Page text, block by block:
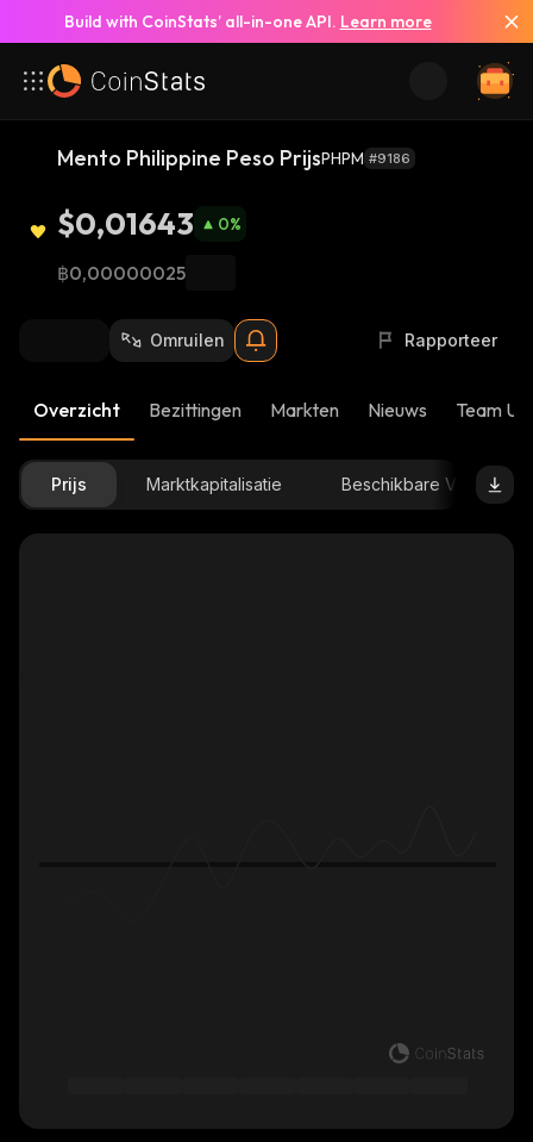
Build with CoinStats’ all-in-one API. Learn more
Mento Philippine Peso PrijsPHPM #9186
$0,01643 0%
฿0,00000025
Omruilen Rapporteer
Overzicht Bezittingen Markten Nieuws Team
Prijs Marktkapitalisatie Beschikbare Voorraad